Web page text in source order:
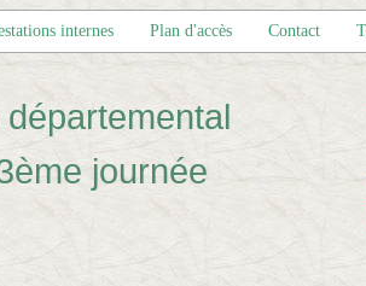
internes Plan d'accès Contact
journée